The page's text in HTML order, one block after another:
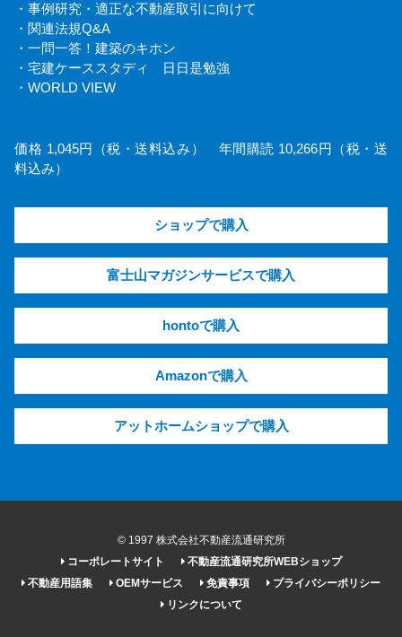
・事例研究・適正な不動産取引に向けて
・関連法規Q&A
・一問一答！建築のキホン
・宅建ケーススタディ 日日是勉強
・WORLD VIEW
価格 1,045円（税・送料込み） 年間購読 10,266円（税・送
料込み）
ショップで購入
富士山マガジンサービスで購入
hontoで購入
Amazonで購入
アットホームショップで購入
© 1997 株式会社不動産流通研究所
コーポレートサイト
不動産流通研究所WEBショップ
不動産用語集
OEMサービス 免責事項
プライバシーポリシー
リンクについて